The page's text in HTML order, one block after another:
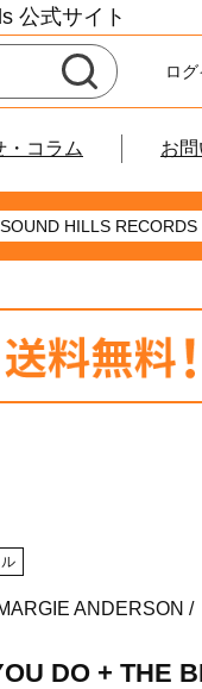
公式サイト
ロ
・コラム お
SOUND HILLS RECORDS
ANDERSON /
DO + THE